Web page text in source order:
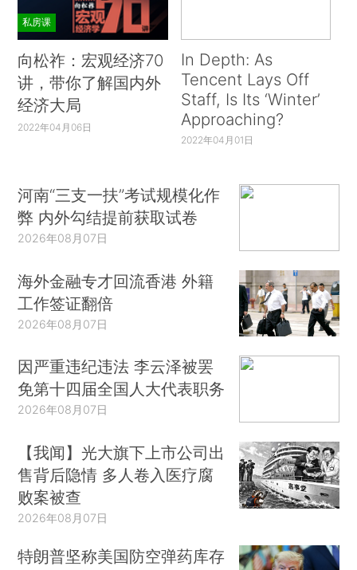
私房课
向松祚：宏观经济70
讲，带你了解国内外
经济大局
2022年04月06日
In Depth: As
Tencent Lays Off
Staff, Is Its ‘Winter’
Approaching?
2022年04月01日
河南“三支一扶”考试规模化作
弊 内外勾结提前获取试卷
2026年08月07日
海外金融专才回流香港 外籍
工作签证翻倍
2026年08月07日
因严重违纪违法 李云泽被罢
免第十四届全国人大代表职务
2026年08月07日
【我闻】光大旗下上市公司出
售背后隐情 多人卷入医疗腐
败案被查
2026年08月07日
特朗普坚称美国防空弹药库存